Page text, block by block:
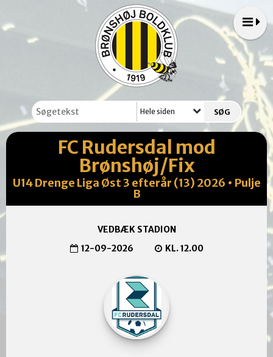
Hele siden
FC Rudersdal mod
Brønshøj/Fix
U14 Drenge Liga Øst 3 efterår (13) 2026 • Pulje
B
VEDBÆK STADION
12-09-2026
KL. 12.00